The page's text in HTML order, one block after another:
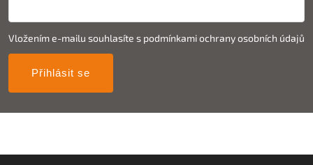
Vložením e-mailu souhlasíte s podmínkami ochrany osobních údajů
Přihlásit se